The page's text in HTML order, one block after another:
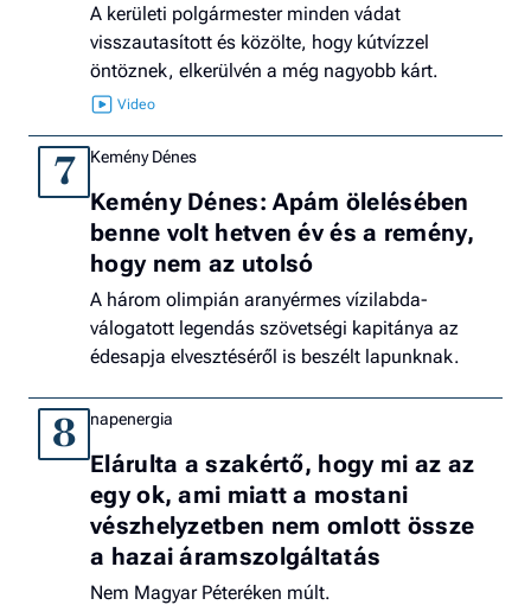
A kerületi polgármester minden vádat
visszautasított és közölte, hogy kútvízzel
öntöznek, elkerülvén a még nagyobb kárt.
7 Kemény Dénes
Kemény Dénes: Apám ölelésében
benne volt hetven év és a remény,
hogy nem az utolsó
A három olimpián aranyérmes vízilabda-
válogatott legendás szövetségi kapitánya az
édesapja elvesztéséről is beszélt lapunknak.
8 napenergia
Elárulta a szakértő, hogy mi az az
egy ok, ami miatt a mostani
vészhelyzetben nem omlott össze
a hazai áramszolgáltatás
Nem Magyar Péteréken múlt.